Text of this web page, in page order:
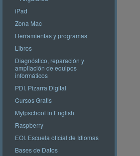
iPad
Zona Mac
Herramientas y programas
Libros
Diagnóstico, reparación y
ampliación de equipos
informáticos
PDI. Pizarra Digital
Cursos Gratis
Myfpschool in English
Raspberry
EOI. Escuela oficial de Idiomas
Bases de Datos